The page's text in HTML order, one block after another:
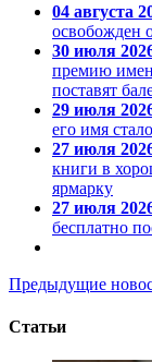
04 августа
освобожден
30 июля
премию
поставят
29 июля
его имя
27 июля
книги в
ярмарку
27 июля
бесплатно
Предыдущие
Статьи